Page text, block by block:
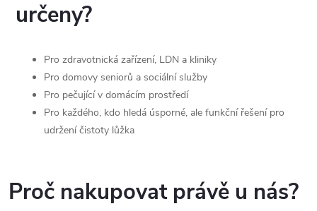
určeny?
Pro zdravotnická zařízení, LDN a kliniky
Pro domovy seniorů a sociální služby
Pro pečující v domácím prostředí
Pro každého, kdo hledá úsporné, ale funkční řešení pro
udržení čistoty lůžka
Proč nakupovat právě u nás?